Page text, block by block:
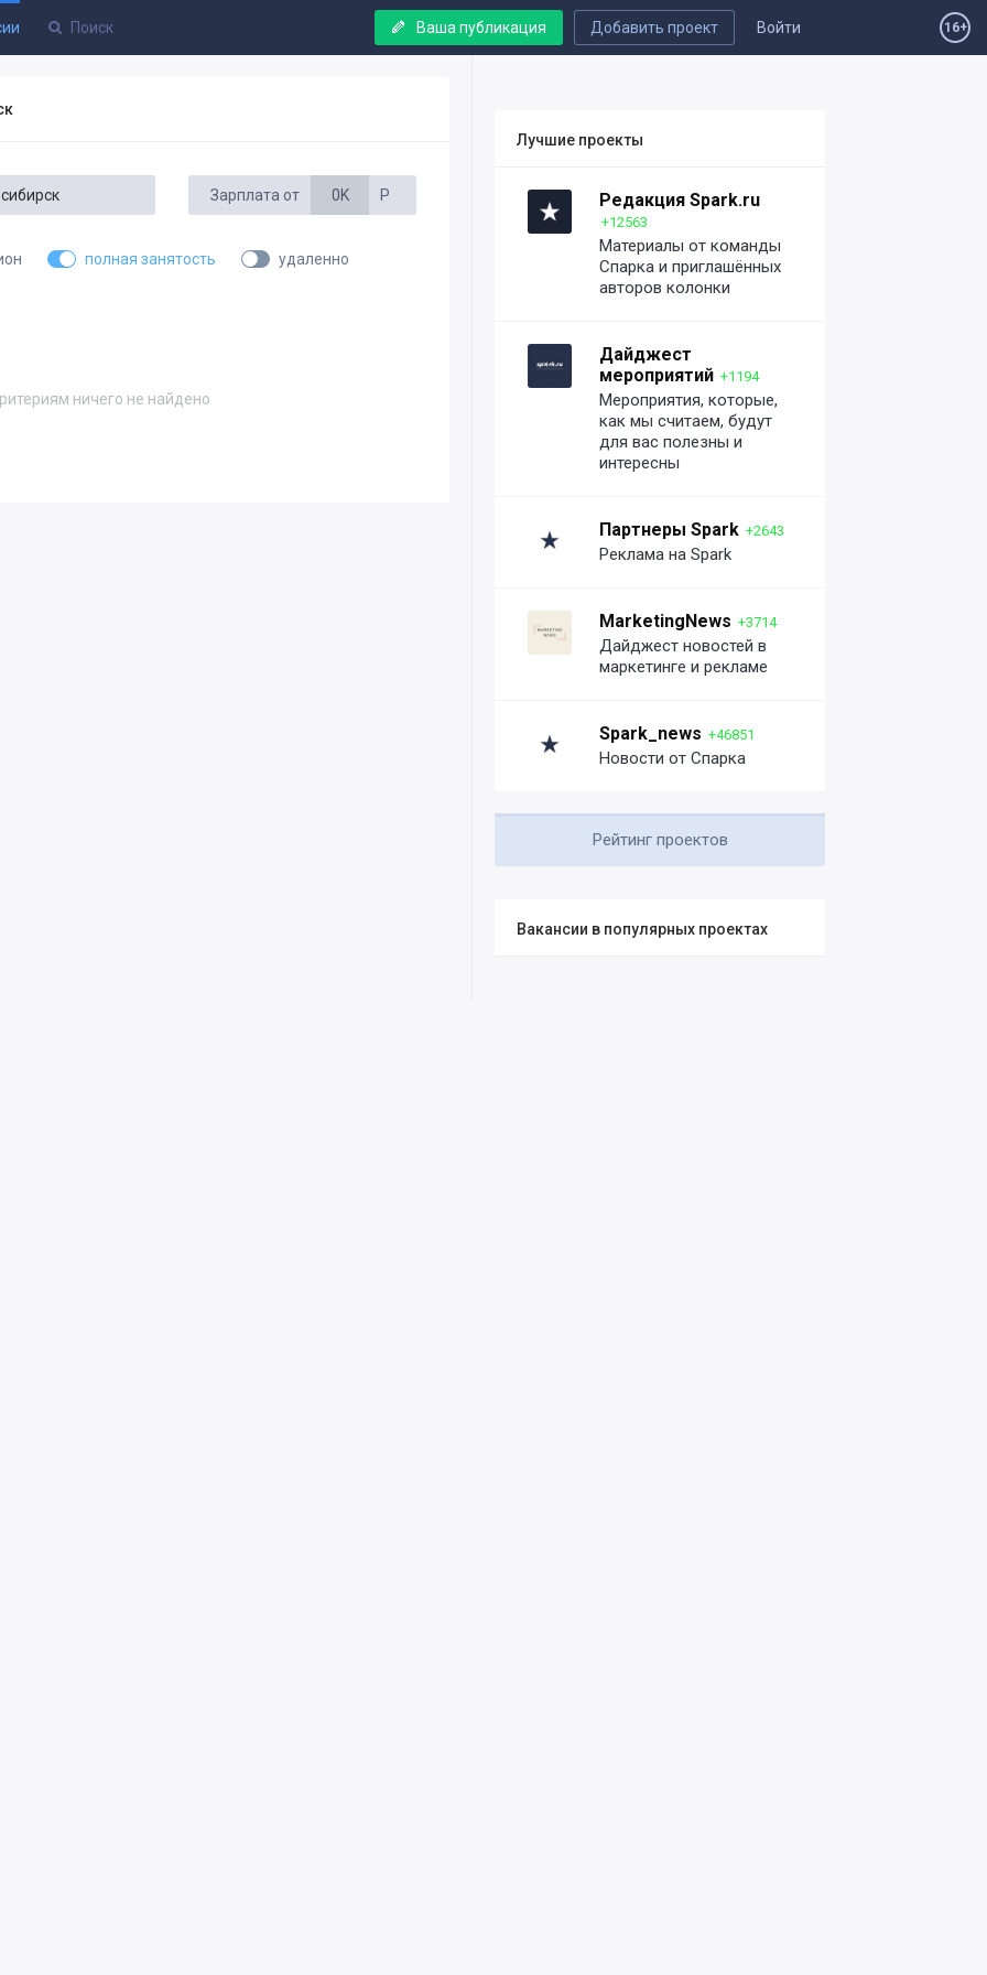
Войти
Добавить проект
Ваша публикация 16+
Лучшие проекты
Редакция Spark.ru
+12563
Материалы от команды
Спарка и приглашённых
авторов колонки
Дайджест
мероприятий +1194
Мероприятия, которые,
как мы считаем, будут
для вас полезны и
интересны
Партнеры Spark +2643
Реклама на Spark
MarketingNews +3714
Дайджест новостей в
маркетинге и рекламе
Spark_news +46851
Новости от Спарка
Рейтинг проектов
Вакансии в популярных проектах
Зарплата от 0K Р
полная занятость удаленно
ничего не найдено